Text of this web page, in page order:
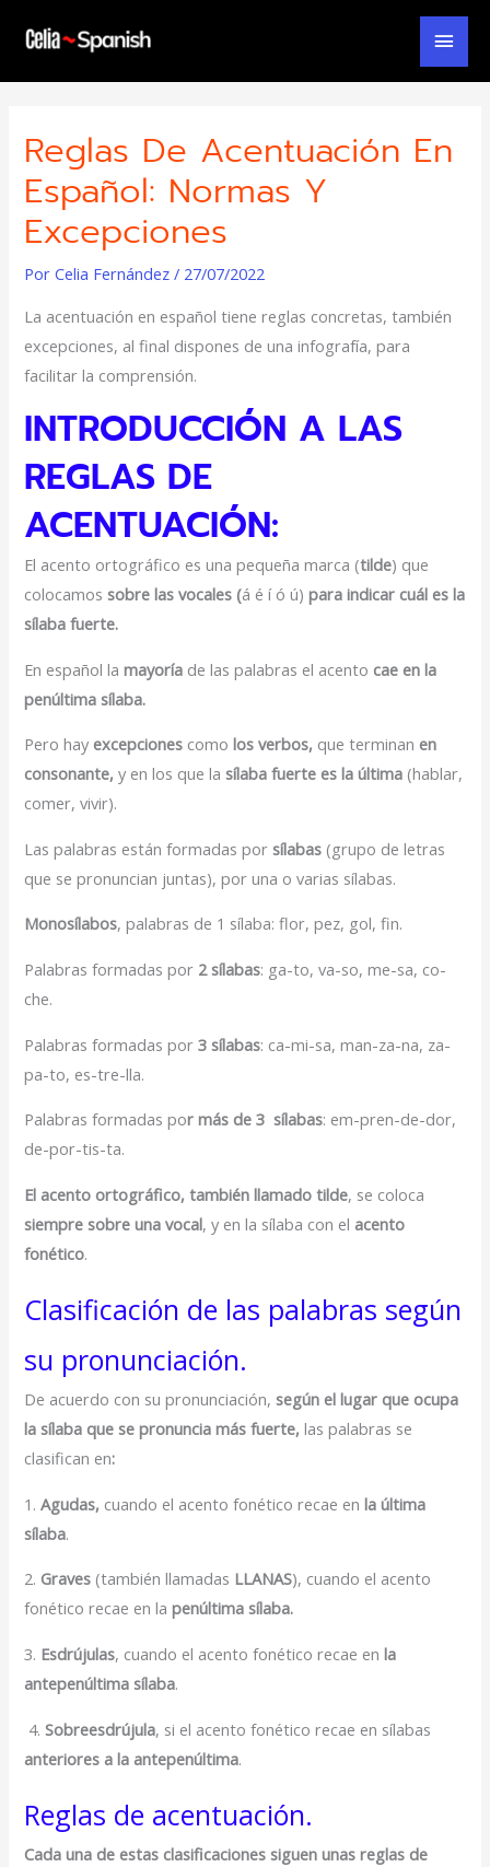
Reglas De Acentuación En
Español: Normas Y
Excepciones
PorCelia Fernández/ 27/07/2022
La acentuación en español tiene reglas concretas, también
excepciones, al final dispones de una infografía, para
facilitar la comprensión.
INTRODUCCIÓN A LAS
REGLAS DE
ACENTUACIÓN:
El acento ortográfico es una pequeña marca (tilde) que
colocamossobre las vocales (á é í ó ú)para indicar cuál es la
sílaba fuerte.
En español la mayoría de las palabras el acento cae en la
penúltima sílaba.
Pero hay excepciones comolos verbos, que terminan en
consonante,y en los que lasílaba fuerte es la última (hablar,
comer, vivir).
Las palabras están formadas porsílabas (grupo de letras
que se pronuncian juntas), por una o varias sílabas.
Monosílabos, palabras de 1 sílaba: flor, pez, gol, fin.
Palabras formadas por 2 sílabas: ga-to, va-so, me-sa, co-
che.
Palabras formadas por 3 sílabas: ca-mi-sa, man-za-na, za-
pa-to, es-tre-lla.
Palabras formadas por más de 3 sílabas: em-pren-de-dor,
de-por-tis-ta.
El acento ortográfico, también llamado tilde, se coloca
siempre sobre una vocal, y en la sílaba con el acento
fonético.
Clasificación de las palabras según
su pronunciación.
De acuerdo con su pronunciación,según el lugar que ocupa
la sílaba que se pronuncia más fuerte,las palabras se
clasifican en:
1.Agudas, cuando el acento fonético recae en la última
sílaba.
2. Graves (también llamadas LLANAS), cuando el acento
fonético recae en lapenúltima sílaba.
3. Esdrújulas, cuando el acento fonético recae enla
antepenúltima sílaba.
4.Sobreesdrújula, si el acento fonético recae en sílabas
anteriores a la antepenúltima.
Reglas de acentuación.
Cada una de estas clasificaciones siguen unas reglas de